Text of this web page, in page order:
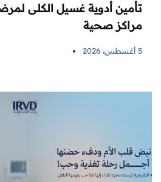
مراكز صحية
5 أغسطس، 2026